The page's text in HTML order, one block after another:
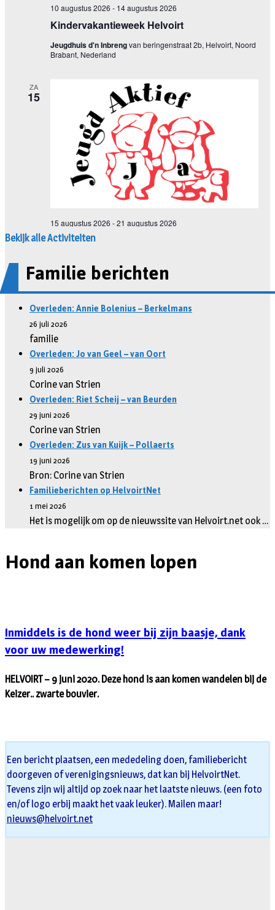
Bekijk alle Activiteiten
Familie berichten
Overleden: Annie Bolenius – Berkelmans
26 juli 2026
familie
Overleden: Jo van Geel – van Oort
9 juli 2026
Corine van Strien
Overleden: Riet Scheij – van Beurden
29 juni 2026
Corine van Strien
Overleden: Zus van Kuijk – Pollaerts
19 juni 2026
Bron: Corine van Strien
Familieberichten op HelvoirtNet
1 mei 2026
Het is mogelijk om op de nieuwssite van Helvoirt.net ook …
Hond aan komen lopen
Inmiddels is de hond weer bij zijn baasje, dank
voor uw medewerking!
HELVOIRT – 9 juni 2020. Deze hond is aan komen wandelen bij de
Keizer.. zwarte bouvier.
Een bericht plaatsen, een mededeling doen, familiebericht
doorgeven of verenigingsnieuws, dat kan bij HelvoirtNet.
Tevens zijn wij altijd op zoek naar het laatste nieuws. (een foto
en/of logo erbij maakt het vaak leuker). Mailen maar!
nieuws@helvoirt.net